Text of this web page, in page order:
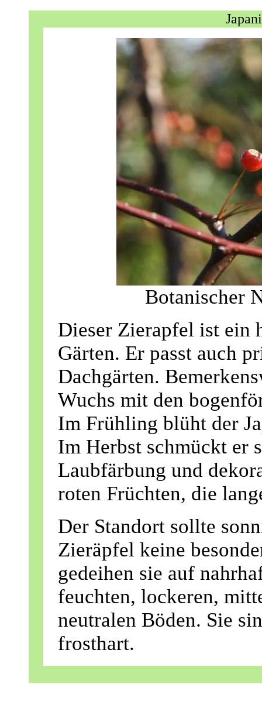
Botanischer
Dieser Zierapfel ist ein
Gärten. Er passt auch
Dachgärten.
Wuchs mit den
Im Frühling blüht der
Im Herbst schmückt er
Laubfärbung und
roten Früchten, die
Der Standort sollte
Zieräpfel keine
gedeihen sie auf
feuchten, lockeren,
neutralen Böden. Sie
frosthart.